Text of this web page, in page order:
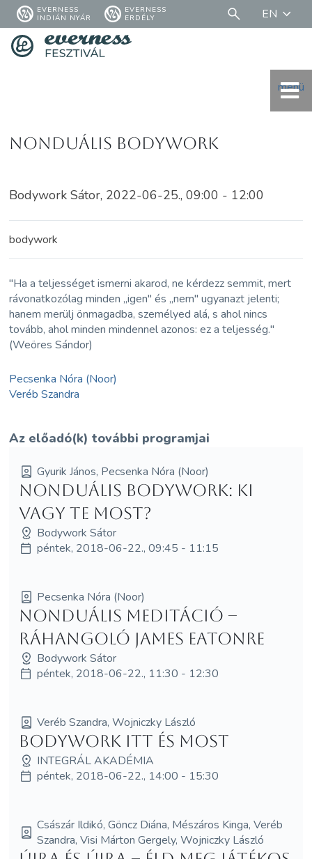
EVERNESS
INDIÁN NYÁR
EVERNESS
ERDÉLY
EN
menü
Nonduális Bodywork
Bodywork Sátor, 2022-06-25., 09:00 - 12:00
bodywork
"Ha a teljességet ismerni akarod, ne kérdezz semmit, mert
rávonatkozólag minden „igen" és „nem" ugyanazt jelenti;
hanem merülj önmagadba, személyed alá, s ahol nincs
tovább, ahol minden mindennel azonos: ez a teljesség."
(Weöres Sándor)
Pecsenka Nóra (Noor)
Veréb Szandra
Az előadó(k) további programjai
Gyurik János, Pecsenka Nóra (Noor)
Nonduális bodywork: Ki
vagy te most?
Bodywork Sátor
péntek, 2018-06-22., 09:45 - 11:15
Pecsenka Nóra (Noor)
Nonduális meditáció –
Ráhangoló James Eatonre
Bodywork Sátor
péntek, 2018-06-22., 11:30 - 12:30
Veréb Szandra, Wojniczky László
Bodywork itt és most
INTEGRÁL AKADÉMIA
péntek, 2018-06-22., 14:00 - 15:30
Császár Ildikó, Göncz Diána, Mészáros Kinga, Veréb
Szandra, Visi Márton Gergely, Wojniczky László